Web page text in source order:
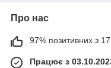
Про нас
97% позитивних з
Працює з